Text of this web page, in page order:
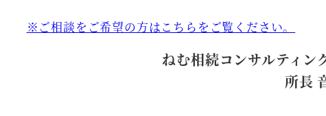
※ご相談をご希望の方はこちらをご覧ください。
ねむ相続コンサルティン
所長